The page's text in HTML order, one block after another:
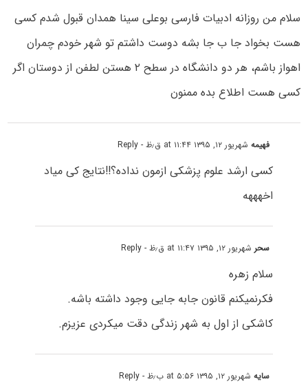
سلام من روزانه ادبیات فارسی بوعلی سینا همدان قبول شدم کسی
هست بخواد جا ب جا بشه دوست داشتم تو شهر خودم چمران
اهواز باشم، هر دو دانشگاه در سطح ۲ هستن لطفن از دوستان اگر
کسی هست اطلاع بده ممنون
فهیمهشهریور ۱۲, ۱۳۹۵ at ۱۱:۴۴ ق٫ظ - Reply
کسی ارشد علوم پزشکی ازمون نداده؟!!نتایج کی میاد
اخهههه
سحرشهریور ۱۲, ۱۳۹۵ at ۱۱:۴۷ ق٫ظ - Reply
سلام زهره
فکرنمیکنم قانون جابه جایی وجود داشته باشه.
کاشکی از اول به شهر زندگی دقت میکردی عزیزم.
سایهشهریور ۱۲, ۱۳۹۵ at ۵:۵۶ ب٫ظ - Reply